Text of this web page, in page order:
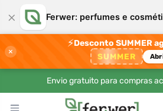
× Ferwer: perfumes e
×
⚡Desconto SUMMER
SUMMER
Envio gratuito para compras